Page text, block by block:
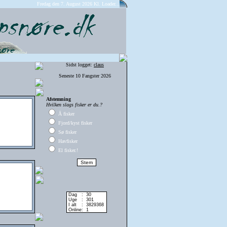
Fredag den 7. August 2026 Kl. Loader...
Sidst logget: claus
Seneste 10 Fangster 2026
Afstemning
Hvilken slags fisker er du.?
Å fisker
Fjord/kyst fisker
Sø fisker
Havfisker
El fisker.!
Dag
Uge
I alt
Online
:
:
:
:
30
301
3829368
1